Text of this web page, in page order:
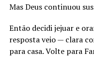
Mas Deus continuou
Então decidi jejuar e
resposta veio — clara
para casa. Volte para